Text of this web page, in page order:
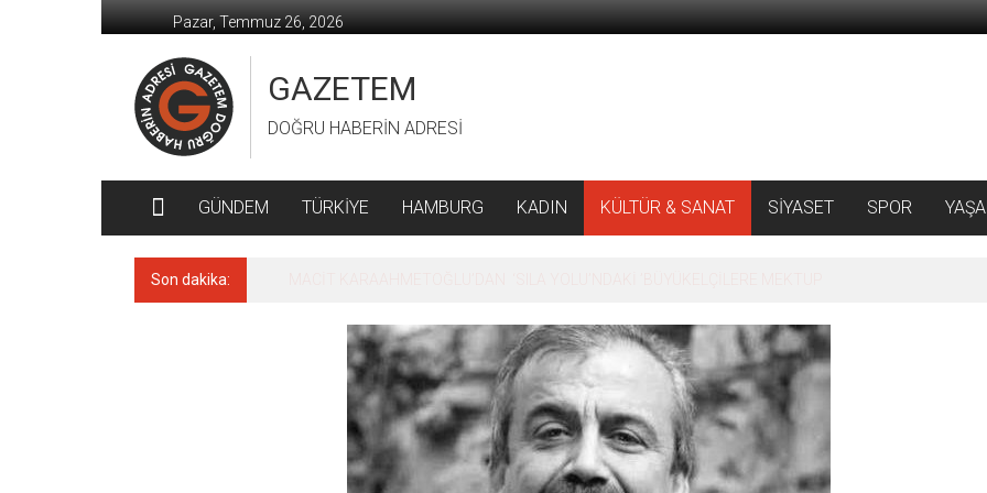
geç
Pazar, Temmuz 26, 2026
GAZETEM
DOĞRU HABERİN ADRESİ
GÜNDEM TÜRKİYE HAMBURG KADIN KÜLTÜR & SANAT SİYASET SPOR
Son dakika: